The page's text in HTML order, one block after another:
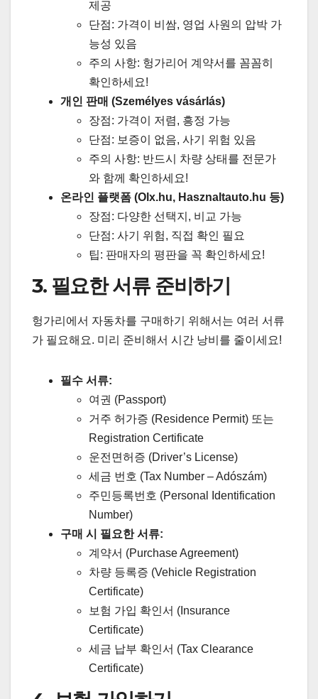
제공
단점: 가격이 비쌈, 영업 사원의 압박 가
능성 있음
주의 사항: 헝가리어 계약서를 꼼꼼히
확인하세요!
개인 판매 (Személyes vásárlás)
장점: 가격이 저렴, 흥정 가능
단점: 보증이 없음, 사기 위험 있음
주의 사항: 반드시 차량 상태를 전문가
와 함께 확인하세요!
온라인 플랫폼 (Olx.hu, Hasznaltauto.hu 등)
장점: 다양한 선택지, 비교 가능
단점: 사기 위험, 직접 확인 필요
팁: 판매자의 평판을 꼭 확인하세요!
3. 필요한 서류 준비하기
헝가리에서 자동차를 구매하기 위해서는 여러 서류
가 필요해요. 미리 준비해서 시간 낭비를 줄이세요!
필수 서류:
여권 (Passport)
거주 허가증 (Residence Permit) 또는
Registration Certificate
운전면허증 (Driver’s License)
세금 번호 (Tax Number – Adószám)
주민등록번호 (Personal Identification
Number)
구매 시 필요한 서류:
계약서 (Purchase Agreement)
차량 등록증 (Vehicle Registration
Certificate)
보험 가입 확인서 (Insurance
Certificate)
세금 납부 확인서 (Tax Clearance
Certificate)